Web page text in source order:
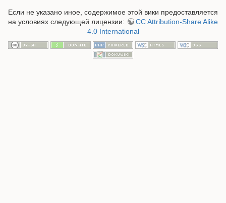
Если не указано иное, содержимое этой вики предоставляется
на условиях следующей лицензии:
CC Attribution-Share Alike
4.0 International